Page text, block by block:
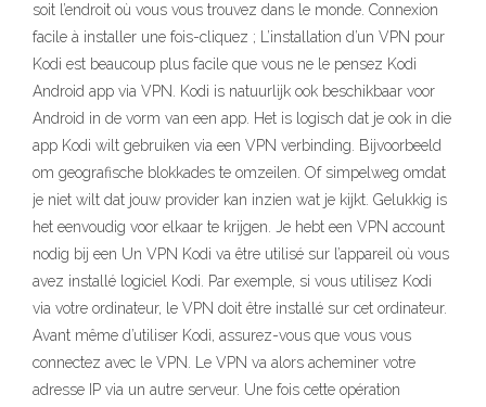
soit l’endroit où vous vous trouvez dans le monde. Connexion
facile à installer une fois-cliquez ; L’installation d’un VPN pour
Kodi est beaucoup plus facile que vous ne le pensez Kodi
Android app via VPN. Kodi is natuurlijk ook beschikbaar voor
Android in de vorm van een app. Het is logisch dat je ook in die
app Kodi wilt gebruiken via een VPN verbinding. Bijvoorbeeld
om geografische blokkades te omzeilen. Of simpelweg omdat
je niet wilt dat jouw provider kan inzien wat je kijkt. Gelukkig is
het eenvoudig voor elkaar te krijgen. Je hebt een VPN account
nodig bij een Un VPN Kodi va être utilisé sur l’appareil où vous
avez installé logiciel Kodi. Par exemple, si vous utilisez Kodi
via votre ordinateur, le VPN doit être installé sur cet ordinateur.
Avant même d’utiliser Kodi, assurez-vous que vous vous
connectez avec le VPN. Le VPN va alors acheminer votre
adresse IP via un autre serveur. Une fois cette opération